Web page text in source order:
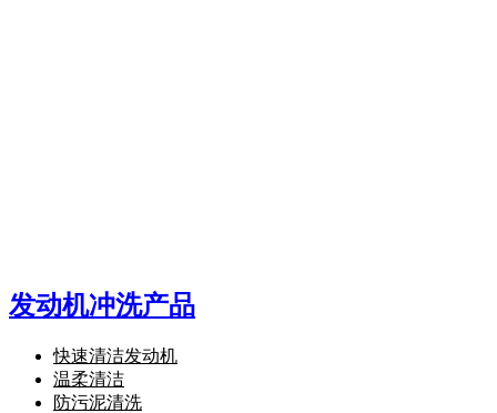
发动机冲洗产品
快速清洁发动机
温柔清洁
防污泥清洗